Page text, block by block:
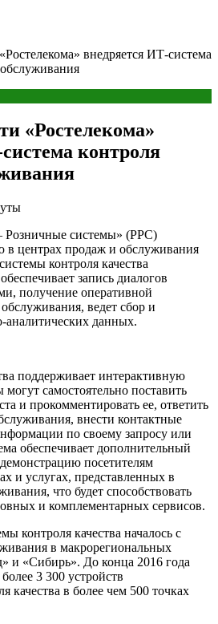
внедряется ИТ-система
обслуживания
«Ростелекома»
контроля
Розничные системы» (РРС)
в центрах продаж и обслуживания
контроля качества
запись диалогов
получение оперативной
ведет сбор и
аналитических данных.
поддерживает интерактивную
самостоятельно поставить
и прокомментировать ее, ответить
внести контактные
по своему запросу или
обеспечивает дополнительный
посетителям
и услугах, представленных в
что будет способствовать
и комплементарных сервисов.
контроля качества началось с
в макрорегиональных
и «Сибирь». До конца 2016 года
3 300 устройств
качества в более чем 500 точках